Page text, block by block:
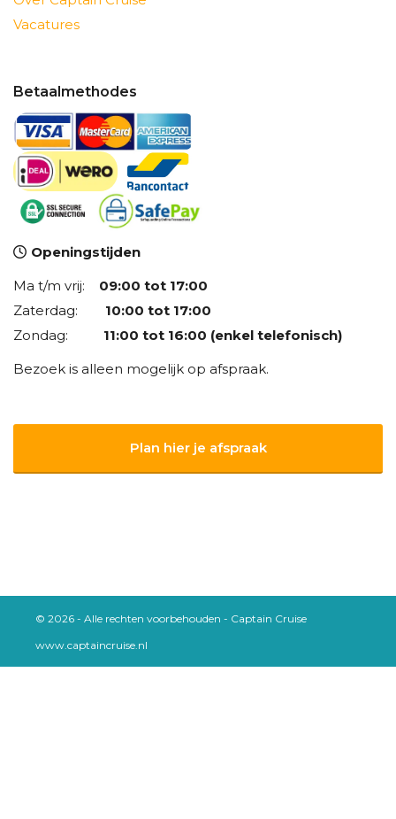
Vacatures
Betaalmethodes
Openingstijden
Ma t/m vrij: 09:00 tot 17:00
Zaterdag: 10:00 tot 17:00
Zondag: 11:00 tot 16:00 (enkel telefonisch)
Bezoek is alleen mogelijk op afspraak.
Plan hier je afspraak
© 2026 - Alle rechten voorbehouden - Captain Cruise
www.captaincruise.nl